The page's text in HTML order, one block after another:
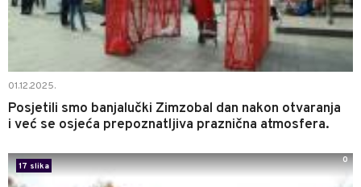
01.12.2025.
Posjetili smo banjalučki Zimzobal dan nakon otvaranja
i već se osjeća prepoznatljiva praznična atmosfera.
17 slika
0